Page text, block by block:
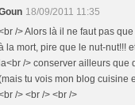
18/09/2011 11:35
/> Alors là il ne faut pas
la mort, pire que le nut-nut!!!
la<br /> conserver ailleurs
tu vois mon blog cuisine
/> <br /> <br />